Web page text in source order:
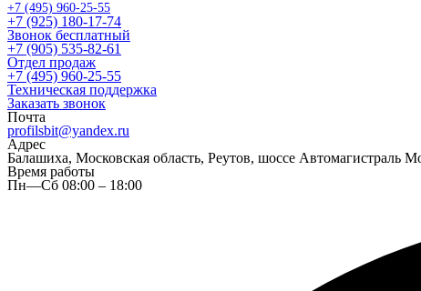
+7 (495) 960-25-55
+7 (925) 180-17-74
Звонок бесплатный
+7 (905) 535-82-61
Отдел продаж
+7 (495) 960-25-55
Техническая поддержка
Заказать звонок
Почта
profilsbit@yandex.ru
Адрес
Балашиха, Московская область, Реутов, шоссе Автомагистраль
Время работы
Пн—Сб 08:00 – 18:00